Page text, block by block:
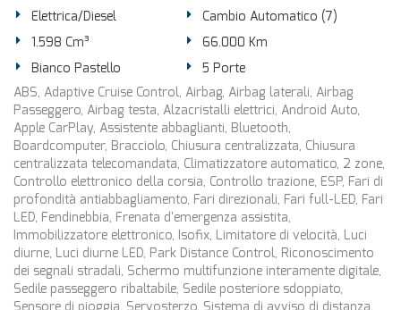
Elettrica/Diesel
Cambio Automatico (7)
1.598 Cm³
66.000 Km
Bianco Pastello
5 Porte
ABS, Adaptive Cruise Control, Airbag, Airbag laterali, Airbag
Passeggero, Airbag testa, Alzacristalli elettrici, Android Auto,
Apple CarPlay, Assistente abbaglianti, Bluetooth,
Boardcomputer, Bracciolo, Chiusura centralizzata, Chiusura
centralizzata telecomandata, Climatizzatore automatico, 2 zone,
Controllo elettronico della corsia, Controllo trazione, ESP, Fari di
profondità antiabbagliamento, Fari direzionali, Fari full-LED, Fari
LED, Fendinebbia, Frenata d'emergenza assistita,
Immobilizzatore elettronico, Isofix, Limitatore di velocità, Luci
diurne, Luci diurne LED, Park Distance Control, Riconoscimento
dei segnali stradali, Schermo multifunzione interamente digitale,
Sedile passeggero ribaltabile, Sedile posteriore sdoppiato,